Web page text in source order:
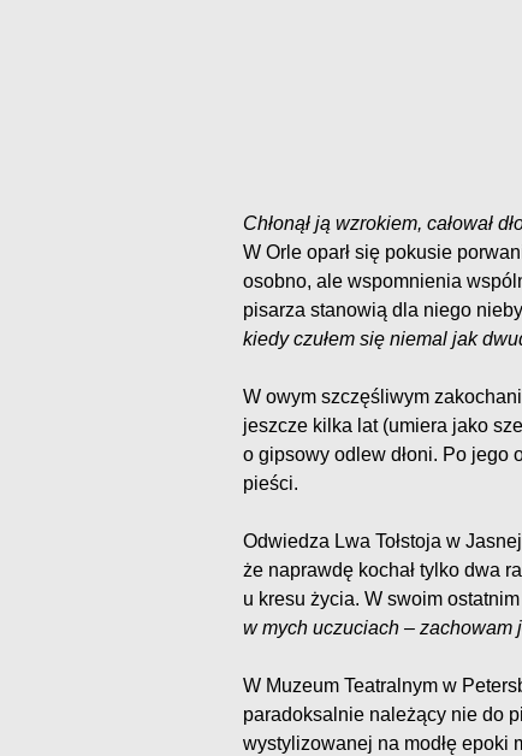
Chłonął ją wzrokiem, całował
W Orle oparł się pokusie
osobno, ale wspomnienia
pisarza stanowią dla niego
kiedy czułem się niemal jak
W owym szczęśliwym
jeszcze kilka lat (umiera jako
o gipsowy odlew dłoni. Po jego
pieści.
Odwiedza Lwa Tołstoja w
że naprawdę kochał tylko dwa
u kresu życia. W swoim
w mych uczuciach – zachowam
W Muzeum Teatralnym w
paradoksalnie należący nie do
wystylizowanej na modłę epoki